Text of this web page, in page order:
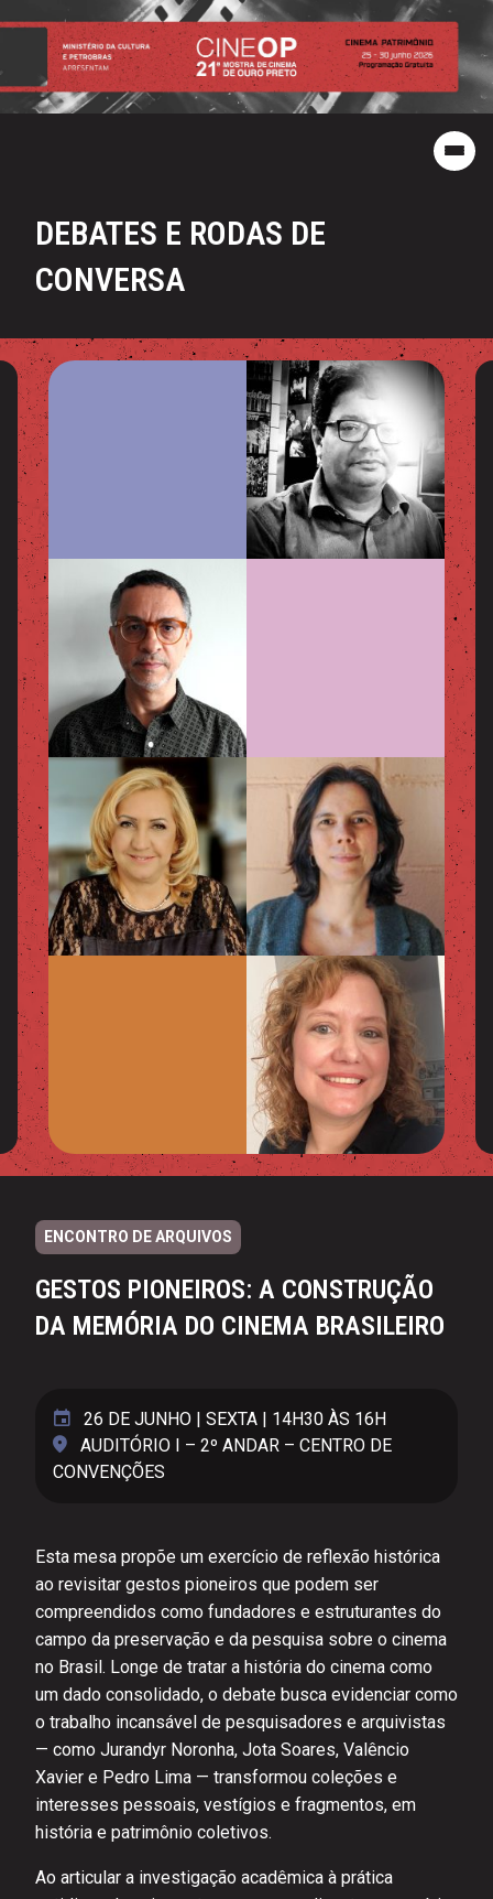
DEBATES E RODAS DE
CONVERSA
ENCONTRO DE ARQUIVOS
GESTOS PIONEIROS: A CONSTRUÇÃO
DA MEMÓRIA DO CINEMA BRASILEIRO
26 DE JUNHO | SEXTA | 14H30 ÀS 16H
AUDITÓRIO I – 2º ANDAR – CENTRO DE
CONVENÇÕES
Esta mesa propõe um exercício de reflexão histórica
ao revisitar gestos pioneiros que podem ser
compreendidos como fundadores e estruturantes do
campo da preservação e da pesquisa sobre o cinema
no Brasil. Longe de tratar a história do cinema como
um dado consolidado, o debate busca evidenciar como
o trabalho incansável de pesquisadores e arquivistas
— como Jurandyr Noronha, Jota Soares, Valêncio
Xavier e Pedro Lima — transformou coleções e
interesses pessoais, vestígios e fragmentos, em
história e patrimônio coletivos.
Ao articular a investigação acadêmica à prática